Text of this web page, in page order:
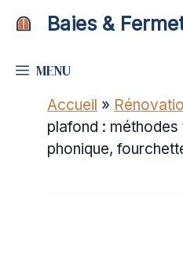
Baies &
MENU
Accueil »
plafond : méthodes
phonique,